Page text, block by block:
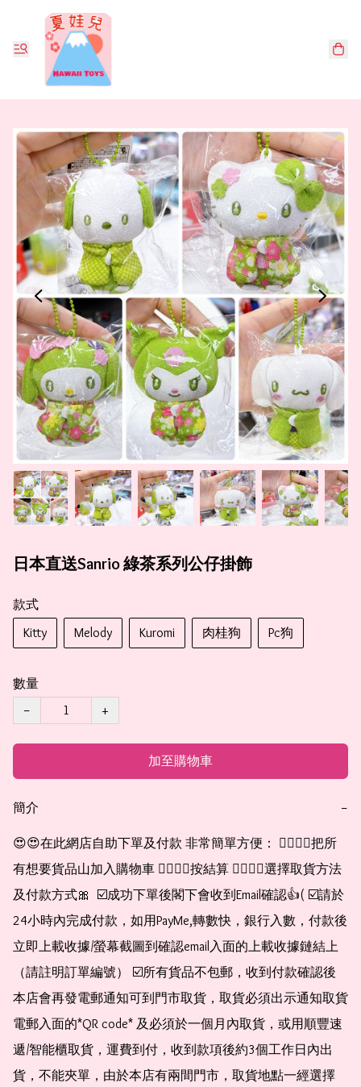
日本直送Sanrio 綠茶系列公仔掛飾
款式
Kitty
Melody Kuromi 肉桂狗 Pc狗
數量
−
+
加至購物車
簡介 −
😍😍在此網店自助下單及付款 非常簡單方便： 👉🏻👉🏻把所
有想要貨品山加入購物車 👉🏻👉🏻按結算 👉🏻👉🏻選擇取貨方法
及付款方式🎀  ☑️成功下單後閣下會收到Email確認👍( ☑️請於
24小時內完成付款，如用PayMe,轉數快，銀行入數，付款後
立即上載收據/螢幕截圖到確認email入面的上載收據鏈結上
（請註明訂單編號） ☑️所有貨品不包郵，收到付款確認後
本店會再發電郵通知可到門市取貨，取貨必須出示通知取貨
電郵入面的*QR code* 及必須於一個月內取貨，或用順豐速
遞/智能櫃取貨，運費到付，收到款項後約3個工作日內出
貨，不能夾單，由於本店有兩間門市，取貨地點一經選擇